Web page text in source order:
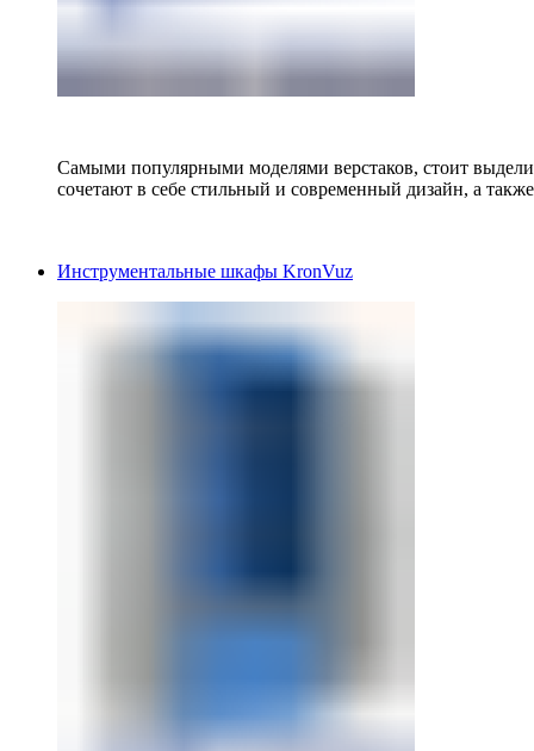
Самыми популярными моделями верстаков, стоит
сочетают в себе стильный и современный дизайн, а
Инструментальные шкафы KronVuz